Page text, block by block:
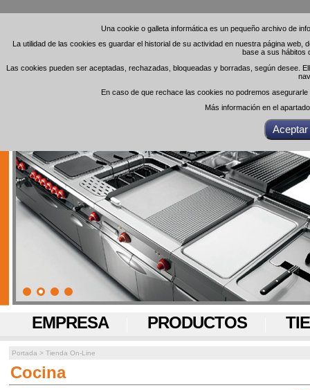
Una cookie o galleta informática es un pequeño archivo de
La utilidad de las cookies es guardar el historial de su actividad en nuestra página
base a sus hábitos
Las cookies pueden ser aceptadas, rechazadas, bloqueadas y borradas, según desee.
En caso de que rechace las cookies no podremos
Más información en el
Una cookie o galleta informática es un pequeño archivo de
La utilidad de las cookies es guardar el historial de su actividad en nuestra página
base a sus hábitos
Las cookies pueden ser aceptadas, rechazadas, bloqueadas y borradas, según desee.
En caso de que rechace las cookies no podremos
Más información en el
EMPRESA PRODUCTOS
Portada > Tienda On-Line
Cocina